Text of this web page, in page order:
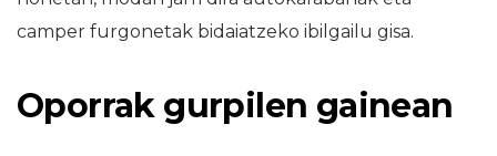
camper furgonetak bidaiatzeko ibilgailu gisa.
Oporrak gurpilen gainean